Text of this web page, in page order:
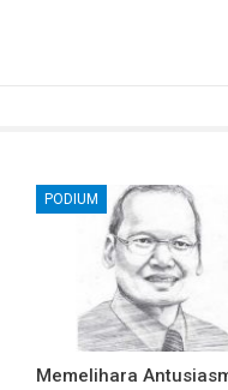
PODIUM
Memelihara